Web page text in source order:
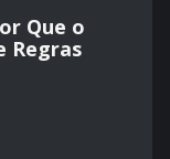
Que o
Regras